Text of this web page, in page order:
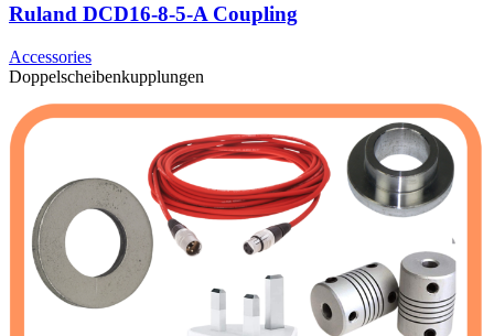
Ruland DCD16-8-5-A Coupling
Accessories
Doppelscheibenkupplungen